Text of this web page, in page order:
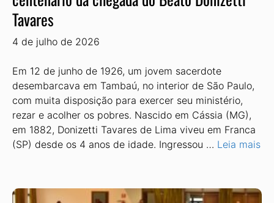
Tavares
4 de julho de 2026
Em 12 de junho de 1926, um jovem sacerdote
desembarcava em Tambaú, no interior de São Paulo,
com muita disposição para exercer seu ministé­rio,
rezar e acolher os pobres. Nascido em Cássia (MG),
em 1882, Donizetti Tavares de Lima viveu em Franca
(SP) desde os 4 anos de idade. Ingressou … Leia mais